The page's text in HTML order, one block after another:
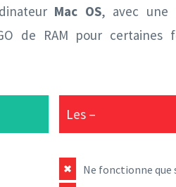
Mac OS, avec une
de RAM pour certaines
Les –
Ne fonctionne que